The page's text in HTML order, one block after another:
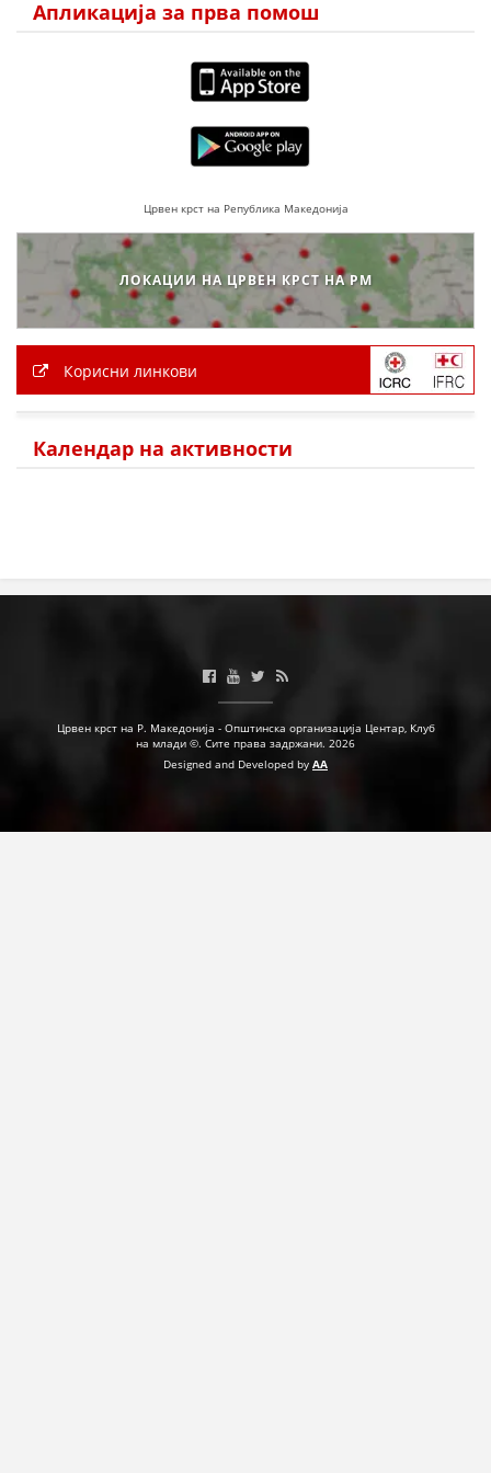
СТРАТЕГИИ
Апликација за прва помош
Црвен крст на Република Македонија
ЛОКАЦИИ НА ЦРВЕН КРСТ НА РМ
Корисни линкови
Календар на активности
Црвен крст на Р. Македонија - Општинска организација Центар, Клуб
на млади ©. Сите права задржани. 2026
Designed and Developed by AA